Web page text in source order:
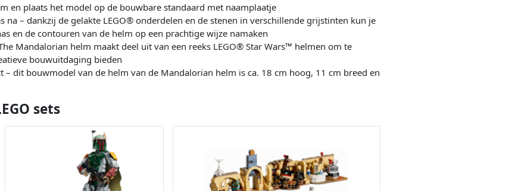
en plaats het model op de bouwbare standaard met naamplaatje
na – dankzij de gelakte LEGO® onderdelen en de stenen in verschillende grijstinten kun je
en de contouren van de helm op een prachtige wijze namaken
Mandalorian helm maakt deel uit van een reeks LEGO® Star Wars™ helmen om te
bouwuitdaging bieden
– dit bouwmodel van de helm van de Mandalorian helm is ca. 18 cm hoog, 11 cm breed en
sets